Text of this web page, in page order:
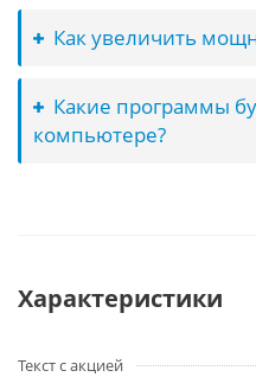
Как увеличить
Какие программы
компьютере?
Характеристики
Текст с акцией